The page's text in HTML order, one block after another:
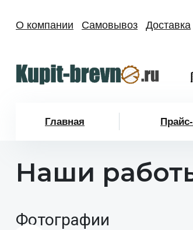
О компании Самовывоз Доставка
Главная
Наши
Фотографии